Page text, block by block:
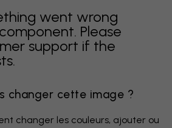
went wrong
Please
support if the
changer cette image ?
changer les couleurs, ajouter ou